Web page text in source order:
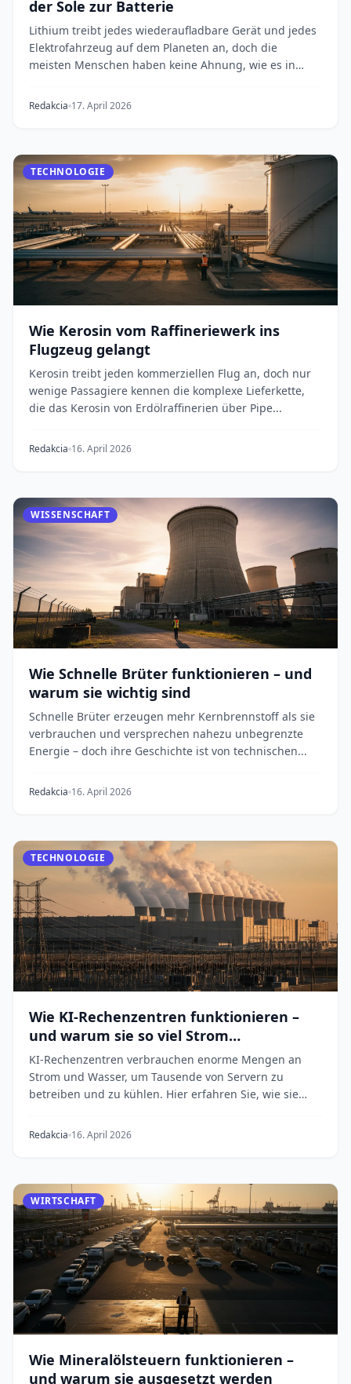
der Sole zur Batterie
Lithium treibt jedes wiederaufladbare Gerät und jedes
Elektrofahrzeug auf dem Planeten an, doch die
meisten Menschen haben keine Ahnung, wie es in
Redakcia 17. April 2026
TECHNOLOGIE
Wie Kerosin vom Raffineriewerk ins
Flugzeug gelangt
Kerosin treibt jeden kommerziellen Flug an, doch nur
wenige Passagiere kennen die komplexe Lieferkette,
die das Kerosin von Erdölraffinerien über Pipe...
Redakcia 16. April 2026
WISSENSCHAFT
Wie Schnelle Brüter funktionieren – und
warum sie wichtig sind
Schnelle Brüter erzeugen mehr Kernbrennstoff als sie
verbrauchen und versprechen nahezu unbegrenzte
Energie – doch ihre Geschichte ist von technischen...
Redakcia 16. April 2026
TECHNOLOGIE
Wie KI-Rechenzentren funktionieren –
und warum sie so viel Strom
verbrauchen
KI-Rechenzentren verbrauchen enorme Mengen an
Strom und Wasser, um Tausende von Servern zu
betreiben und zu kühlen. Hier erfahren Sie, wie sie
Redakcia 16. April 2026
WIRTSCHAFT
Wie Mineralölsteuern funktionieren –
und warum sie ausgesetzt werden